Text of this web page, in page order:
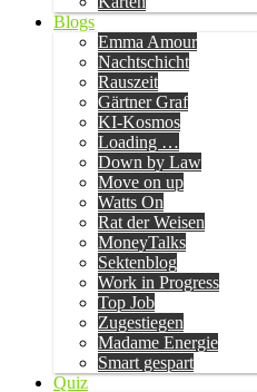
Blogs
Emma Amour
Nachtschicht
Rauszeit
Gärtner Graf
KI-Kosmos
Loading …
Down by Law
Move on up
Watts On
Rat der Weisen
MoneyTalks
Sektenblog
Work in Progress
Top Job
Zugestiegen
Madame Energie
Smart gespart
Quiz